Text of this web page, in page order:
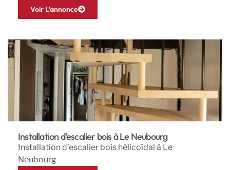
Voir L'annonce
Installation d'escalier bois à Le Neubourg
Installation d’escalier bois hélicoïdal à Le
Neubourg